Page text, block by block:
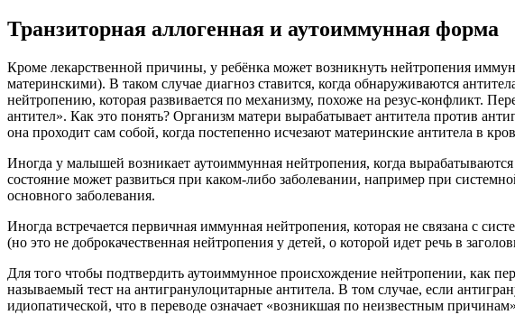
Транзиторная аллогенная и аутоиммунная форма
Кроме лекарственной причины, у ребёнка может возникнуть нейтропения
материнскими). В таком случае диагноз ставится, когда обнаруживаются
нейтропению, которая развивается по механизму, похоже на резус-конфликт.
антител». Как это понять? Организм матери вырабатывает антитела против
она проходит сам собой, когда постепенно исчезают материнские антитела в
Иногда у малышей возникает аутоиммунная нейтропения, когда
состояние может развиться при каком-либо заболевании, например при
основного заболевания.
Иногда встречается первичная иммунная нейтропения, которая не связана с
(но это не доброкачественная нейтропения у детей, о которой идет речь в
Для того чтобы подтвердить аутоиммунное происхождение нейтропении, как
называемый тест на антигранулоцитарные антитела. В том случае, если
идиопатической, что в переводе означает «возникшая по неизвестным